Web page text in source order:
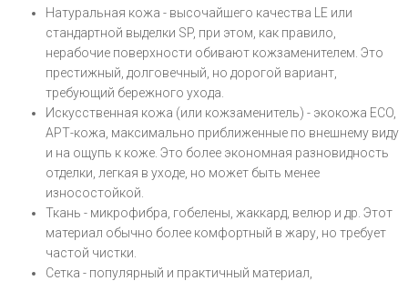
Натуральная кожа - высочайшего качества LE или
стандартной выделки SP, при этом, как правило,
нерабочие поверхности обивают кожзаменителем. Это
престижный, долговечный, но дорогой вариант,
требующий бережного ухода.
Искусственная кожа (или кожзаменитель) - экокожа ECO,
АРТ-кожа, максимально приближенные по внешнему виду
и на ощупь к коже. Это более экономная разновидность
отделки, легкая в уходе, но может быть менее
износостойкой.
Ткань - микрофибра, гобелены, жаккард, велюр и др. Этот
материал обычно более комфортный в жару, но требует
частой чистки.
Сетка - популярный и практичный материал,